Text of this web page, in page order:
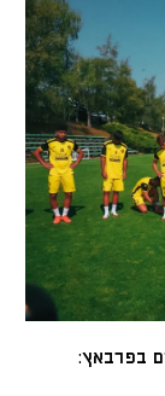
בפרבאץ: